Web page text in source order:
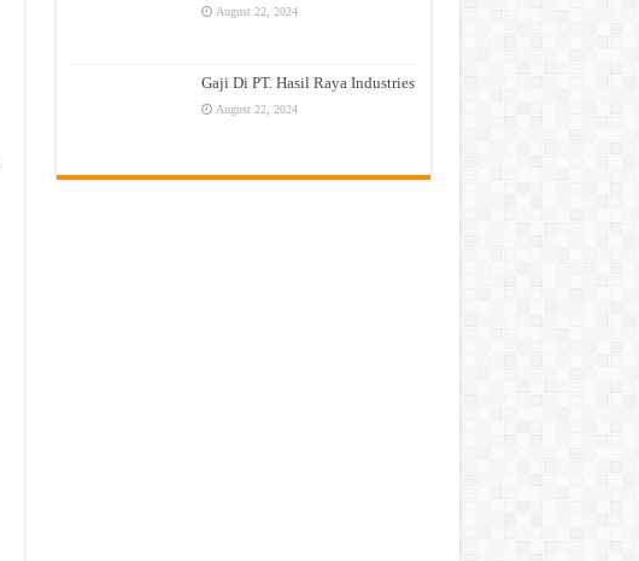
August 22, 2024
Gaji Di PT. Hasil Raya Industries
August 22, 2024